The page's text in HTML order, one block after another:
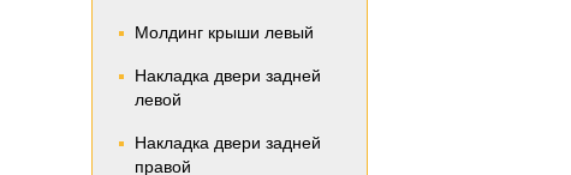
Молдинг крыши левый
Накладка двери задней
левой
Накладка двери задней
правой